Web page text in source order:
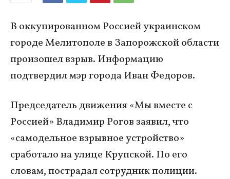
В оккупированном Россией украинском
городе Мелитополе в Запорожской области
произошел взрыв. Информацию
подтвердил мэр города Иван Федоров.
Председатель движения «Мы вместе с
Россией» Владимир Рогов заявил, что
«самодельное взрывное устройство»
сработало на улице Крупской. По его
словам, пострадал сотрудник полиции.